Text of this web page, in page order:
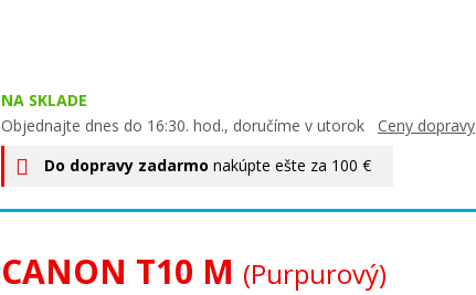
NA SKLADE
Objednajte dnes do 16:30. hod., doručíme v utorok Ceny dopravy
Do dopravy zadarmo nakúpte ešte za 100 €
CANON T10 M (Purpurový)